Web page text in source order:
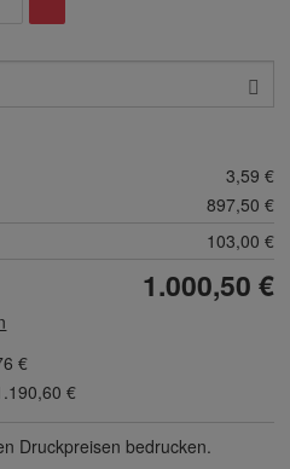
3,59 €
897,50 €
103,00 €
1.000,50 €
€
€
Druck­preisen bedrucken.